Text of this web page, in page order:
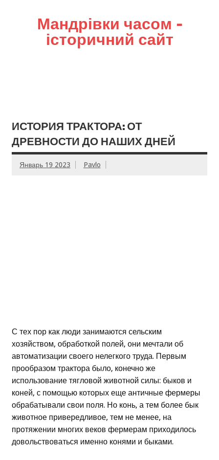
Мандрівки часом –
історичний сайт
ИСТОРИЯ ТРАКТОРА: ОТ
ДРЕВНОСТИ ДО НАШИХ ДНЕЙ
Январь 19 2023 Pavlo
С тех пор как люди занимаются сельским
хозяйством, обработкой полей, они мечтали об
автоматизации своего нелегкого труда. Первым
прообразом трактора было, конечно же
использование тягловой животной силы: быков и
коней, с помощью которых еще античные фермеры
обрабатывали свои поля. Но конь, а тем более бык
животное привередливое, тем не менее, на
протяжении многих веков фермерам приходилось
довольствоваться именно конями и быками.